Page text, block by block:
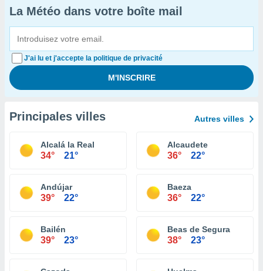
La Météo dans votre boîte mail
J'ai lu et j'accepte la politique de privacité
Principales villes Autres villes
Alcalá la Real
34° 21°
Alcaudete
36° 22°
Andújar
39° 22°
Baeza
36° 22°
Bailén
39° 23°
Beas de Segura
38° 23°